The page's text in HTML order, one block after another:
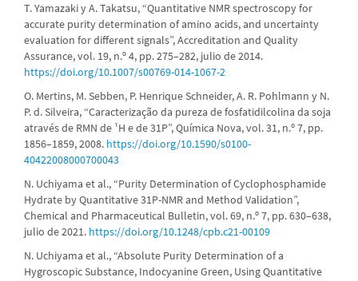
T. Yamazaki y A. Takatsu, “Quantitative NMR spectroscopy for
accurate purity determination of amino acids, and uncertainty
evaluation for different signals”, Accreditation and Quality
Assurance, vol. 19, n.º 4, pp. 275–282, julio de 2014.
https://doi.org/10.1007/s00769-014-1067-2
O. Mertins, M. Sebben, P. Henrique Schneider, A. R. Pohlmann y N.
P. d. Silveira, “Caracterização da pureza de fosfatidilcolina da soja
através de RMN de ¹H e de 31P”, Química Nova, vol. 31, n.º 7, pp.
1856–1859, 2008. https://doi.org/10.1590/s0100-
40422008000700043
N. Uchiyama et al., “Purity Determination of Cyclophosphamide
Hydrate by Quantitative 31P-NMR and Method Validation”,
Chemical and Pharmaceutical Bulletin, vol. 69, n.º 7, pp. 630–638,
julio de 2021. https://doi.org/10.1248/cpb.c21-00109
N. Uchiyama et al., “Absolute Purity Determination of a
Hygroscopic Substance, Indocyanine Green, Using Quantitative